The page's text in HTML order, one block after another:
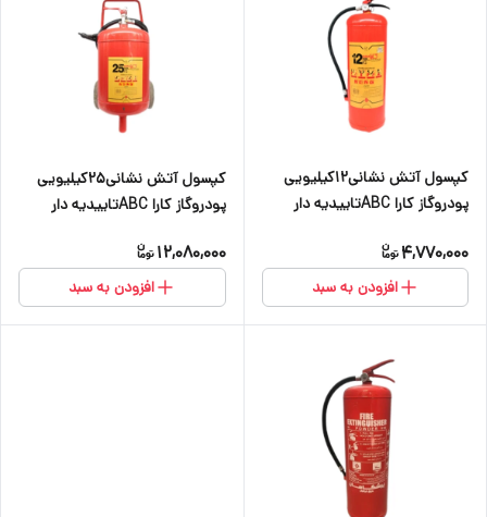
کپسول آتش نشانی۱۲کیلیویی
پودروگاز کارا ABCتاییدیه دار
4,770,000
افزودن به سبد
کپسول آتش نشانی25کیلیویی
پودروگاز کارا ABCتاییدیه دار
12,080,000
افزودن به سبد